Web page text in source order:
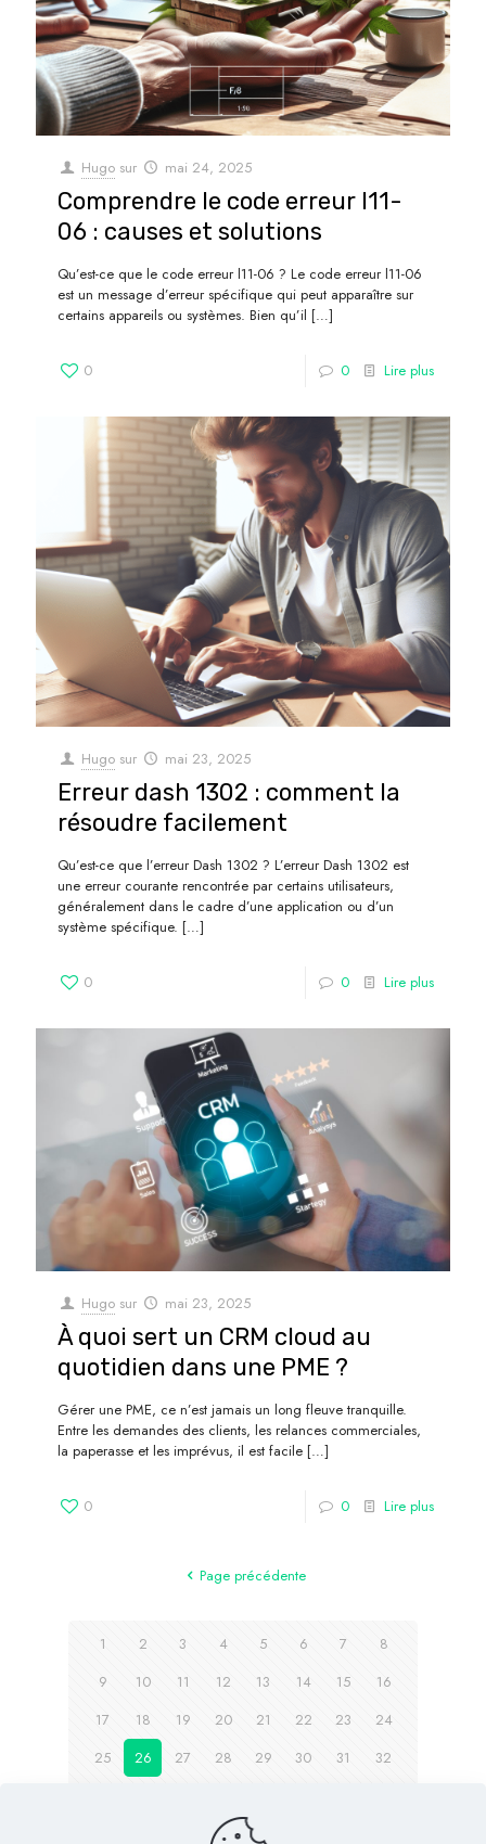
Hugo sur mai 24, 2025
Comprendre le code erreur l11-
06 : causes et solutions
Qu’est-ce que le code erreur l11-06 ? Le code erreur l11-06
est un message d’erreur spécifique qui peut apparaître sur
certains appareils ou systèmes. Bien qu’il […]
0 0 Lire plus
Hugo sur mai 23, 2025
Erreur dash 1302 : comment la
résoudre facilement
Qu’est-ce que l’erreur Dash 1302 ? L’erreur Dash 1302 est
une erreur courante rencontrée par certains utilisateurs,
généralement dans le cadre d’une application ou d’un
système spécifique. […]
0 0 Lire plus
Hugo sur mai 23, 2025
À quoi sert un CRM cloud au
quotidien dans une PME ?
Gérer une PME, ce n’est jamais un long fleuve tranquille.
Entre les demandes des clients, les relances commerciales,
la paperasse et les imprévus, il est facile […]
0 0 Lire plus
Page précédente
1 2 3 4 5 6 7
8
9
10 11 12 13 14 15
16
17
18 19 20 21 22 23
24
25
26 27 28 29 30 31
32